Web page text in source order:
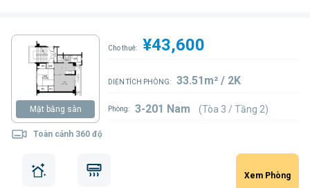
Mặt bằng sàn
Toàn cảnh 360 độ
Cho thuê: ¥43,600
DIỆN TÍCH PHÒNG: 33.51m² / 2K
Phòng: 3-201 Nam (Tòa 3 / Tầng 2)
Xem Phòng